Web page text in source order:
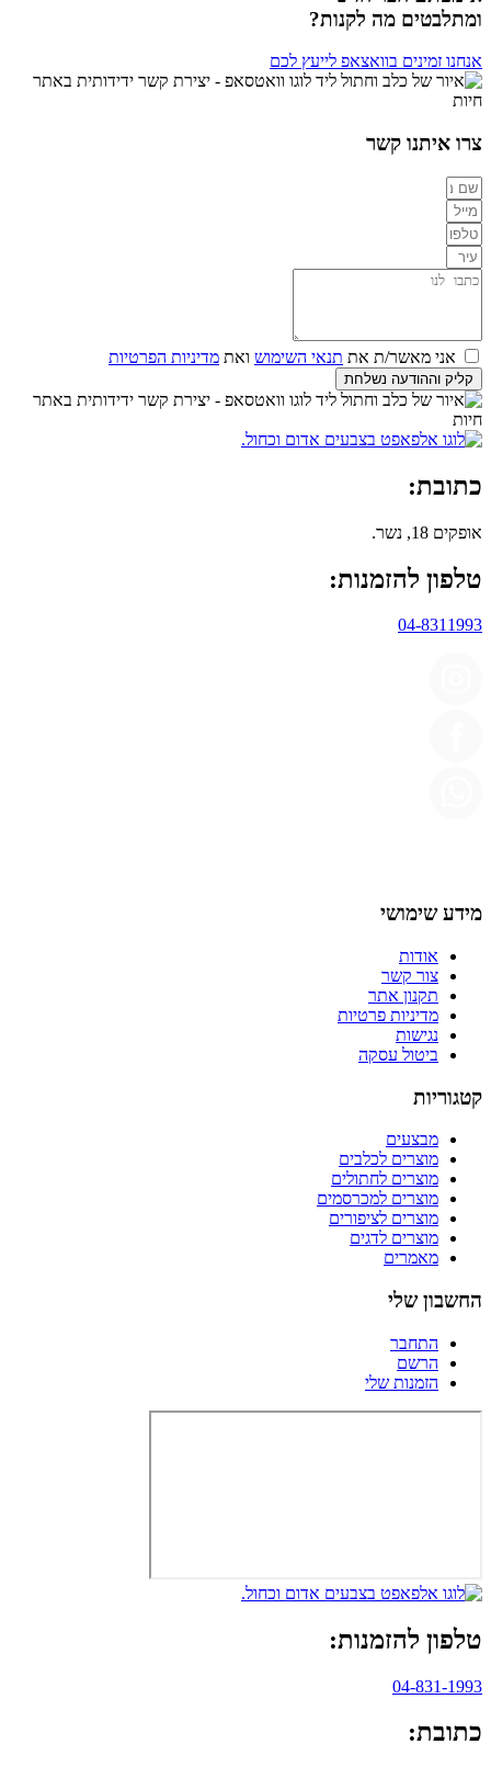
ומתלבטים מה לקנות?
אנחנו זמינים בוואצאפ לייעץ לכם
צרו איתנו קשר
אני מאשר/ת את תנאי השימוש ואת מדיניות הפרטיות
קליק וההודעה נשלחת
כתובת:
אופקים 18, נשר.
טלפון להזמנות:
04-8311993
מידע שימושי
אודות
צור קשר
תקנון אתר
מדיניות פרטיות
נגישות
ביטול עסקה
קטגוריות
מבצעים
מוצרים לכלבים
מוצרים לחתולים
מוצרים למכרסמים
מוצרים לציפורים
מוצרים לדגים
מאמרים
החשבון שלי
התחבר
הרשם
הזמנות שלי
טלפון להזמנות:
04-831-1993
כתובת: